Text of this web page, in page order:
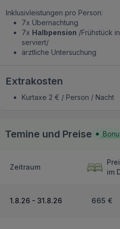
Inklusivleistungen pro Person:
7x Übernachtung
7x Halbpension /Frühstück
serviert/
ärztliche Untersuchung
Extrakosten
Kurtaxe 2 € / Person / Nacht
Temine und Preise
Zeitraum
im
1.8.26 - 31.8.26 665 €